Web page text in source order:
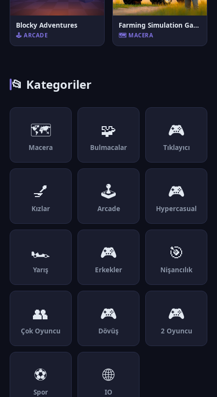
Blocky Adventures
🕹️ ARCADE
Farming Simulation Game
🗺️ MACERA
📂 Kategoriler
🗺️
Macera
🧩
Bulmacalar
🎮
Tıklayıcı
💅
Kızlar
🕹️
Arcade
🎮
Hypercasual
🏎️
Yarış
🎮
Erkekler
🎯
Nişancılık
👥
Çok Oyuncu
🎮
Dövüş
🎮
2 Oyuncu
⚽
Spor
🌐
IO